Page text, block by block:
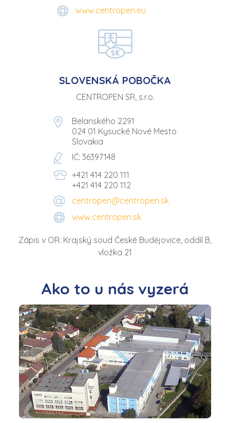
www.centropen.eu
SLOVENSKÁ POBOČKA
CENTROPEN SR, s.r.o.
Belanského 2291
024 01 Kysucké Nové Mesto
Slovakia
IČ: 36397148
+421 414 220 111
+421 414 220 112
centropen@centropen.sk
www.centropen.sk
Zápis v OR: Krajský soud České Budějovice, oddíl B,
vložka 21
Ako to u nás vyzerá